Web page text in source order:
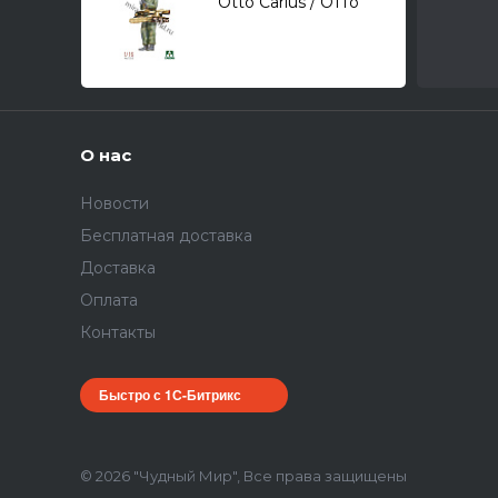
О нас
Новости
Бесплатная доставка
Доставка
Оплата
Контакты
Быстро с 1С-Битрикс
© 2026 "Чудный Мир", Все права защищены